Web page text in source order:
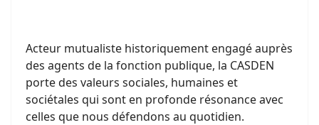
Acteur mutualiste historiquement engagé auprès
des agents de la fonction publique, la CASDEN
porte des valeurs sociales, humaines et
sociétales qui sont en profonde résonance avec
celles que nous défendons au quotidien.